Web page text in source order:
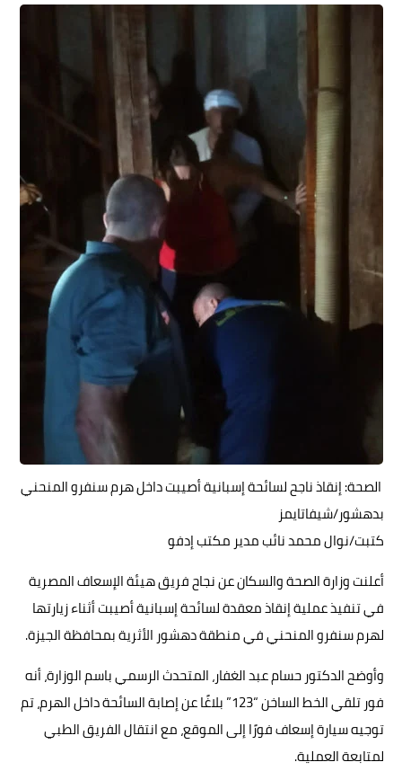
الصحة: إنقاذ ناجح لسائحة إسبانية أصيبت داخل هرم سنفرو المنحني
بدهشور/شيفاتايمز
كتبت/نوال محمد نائب مدير مكتب إدفو
أعلنت وزارة الصحة والسكان عن نجاح فريق هيئة الإسعاف المصرية
في تنفيذ عملية إنقاذ معقدة لسائحة إسبانية أصيبت أثناء زيارتها
لهرم سنفرو المنحني في منطقة دهشور الأثرية بمحافظة الجيزة.
وأوضح الدكتور حسام عبد الغفار، المتحدث الرسمي باسم الوزارة، أنه
فور تلقي الخط الساخن “123” بلاغًا عن إصابة السائحة داخل الهرم، تم
توجيه سيارة إسعاف فورًا إلى الموقع، مع انتقال الفريق الطبي
لمتابعة العملية.